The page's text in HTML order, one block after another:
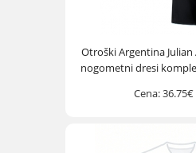
Otroški Argentina Julian
nogometni dresi
Cena:36.75€